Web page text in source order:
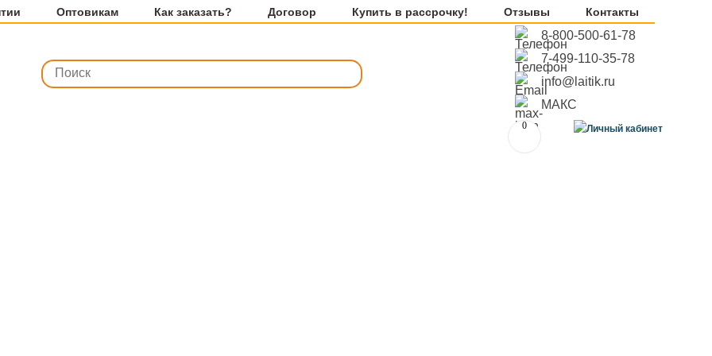
0
Оптовикам Как заказать? Договор Купить в рассрочку! Отзывы Контакты
8-800-500-61-78
7-499-110-35-78
info@laitik.ru
МАКС